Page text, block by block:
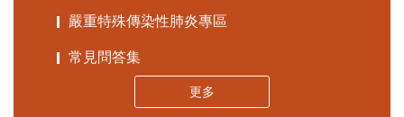
嚴重特殊傳染性肺炎專區
常見問答集
更多